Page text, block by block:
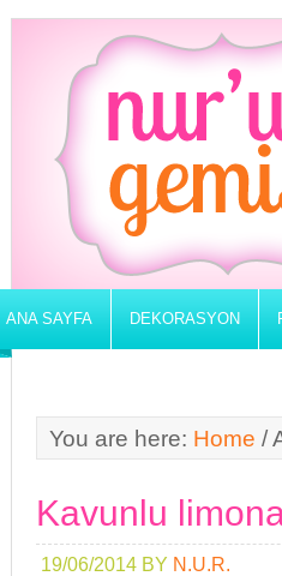
ANA SAYFA DEKORASYON
You are here: Home /
Kavunlu
19/06/2014 BY N.U.R.